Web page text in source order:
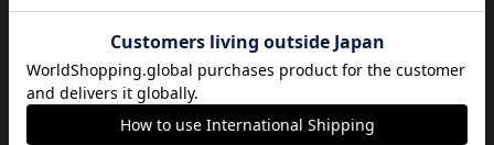
2～4人 5分前後
43 19